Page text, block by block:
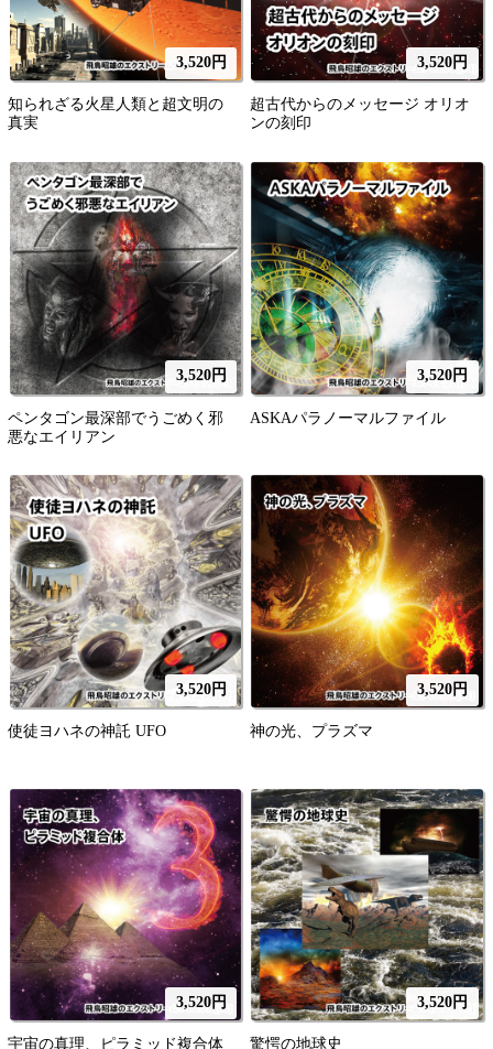
知られざる火星人類と超文明の
真実
3,520円
超古代からのメッセージ オリオ
ンの刻印
3,520円
ペンタゴン最深部でうごめく邪
悪なエイリアン
3,520円
ASKAパラノーマルファイル
3,520円
使徒ヨハネの神託 UFO
3,520円
神の光、プラズマ
3,520円
宇宙の真理、ピラミッド複合体
3,520円
驚愕の地球史
3,520円